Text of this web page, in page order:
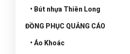
• Bút nhựa Thiên Long
ĐỒNG PHỤC QUẢNG CÁO
• Áo Khoác